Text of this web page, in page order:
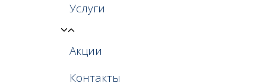
Услуги
Акции
Контакты